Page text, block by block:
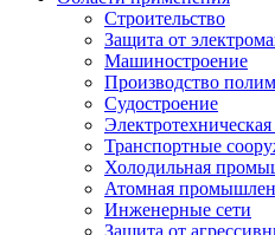
Строительство
Защита от
Машиностроение
Производство
Судостроение
Транспортные
Холодильная
Атомная
Инженерные сети
Защита от